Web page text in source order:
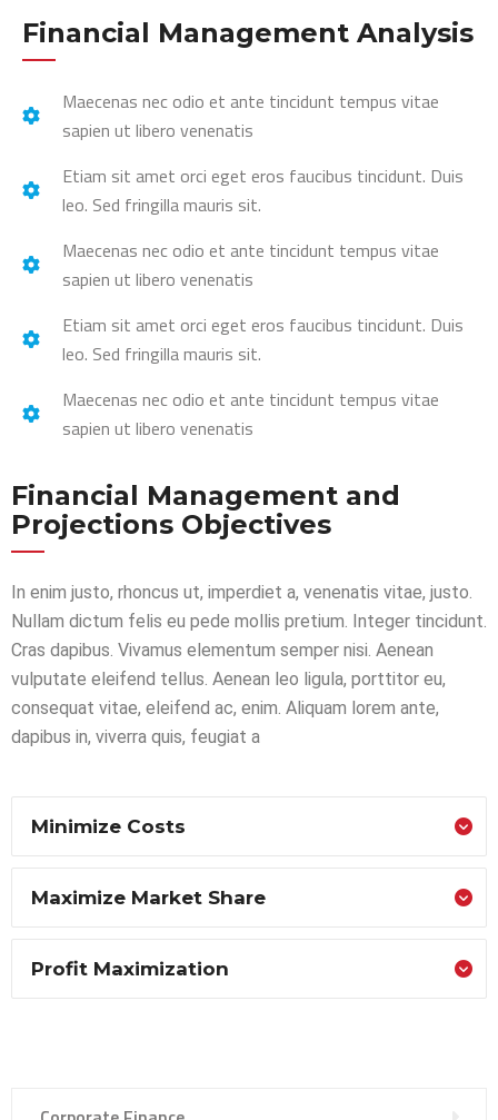
Financial Management Analysis
Maecenas nec odio et ante tincidunt tempus vitae
sapien ut libero venenatis
Etiam sit amet orci eget eros faucibus tincidunt. Duis
leo. Sed fringilla mauris sit.
Maecenas nec odio et ante tincidunt tempus vitae
sapien ut libero venenatis
Etiam sit amet orci eget eros faucibus tincidunt. Duis
leo. Sed fringilla mauris sit.
Maecenas nec odio et ante tincidunt tempus vitae
sapien ut libero venenatis
Financial Management and
Projections Objectives
In enim justo, rhoncus ut, imperdiet a, venenatis vitae, justo.
Nullam dictum felis eu pede mollis pretium. Integer tincidunt.
Cras dapibus. Vivamus elementum semper nisi. Aenean
vulputate eleifend tellus. Aenean leo ligula, porttitor eu,
consequat vitae, eleifend ac, enim. Aliquam lorem ante,
dapibus in, viverra quis, feugiat a
Minimize Costs
Maximize Market Share
Profit Maximization